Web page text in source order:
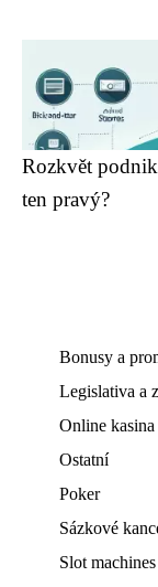
Rozkvět
ten pravý?
Bonusy a
Legislativa a
Online kasina
Ostatní
Poker
Sázkové
Slot